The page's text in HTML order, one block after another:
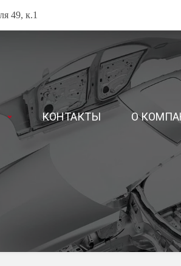
49, к.1
СЕРВИС NISSAN
Ремонт ходовой и тормозной части
Ремонт двигателя, КПП и трансмиссии
КОНТАКТЫ О